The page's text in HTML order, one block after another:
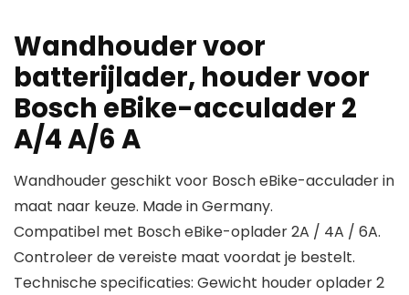
Wandhouder voor
batterijlader, houder voor
Bosch eBike-acculader 2
A/4 A/6 A
Wandhouder geschikt voor Bosch eBike-acculader in
maat naar keuze. Made in Germany.
Compatibel met Bosch eBike-oplader 2A / 4A / 6A.
Controleer de vereiste maat voordat je bestelt.
Technische specificaties: Gewicht houder oplader 2